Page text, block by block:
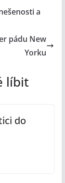
a
pádu New
Yorku
líbit
do